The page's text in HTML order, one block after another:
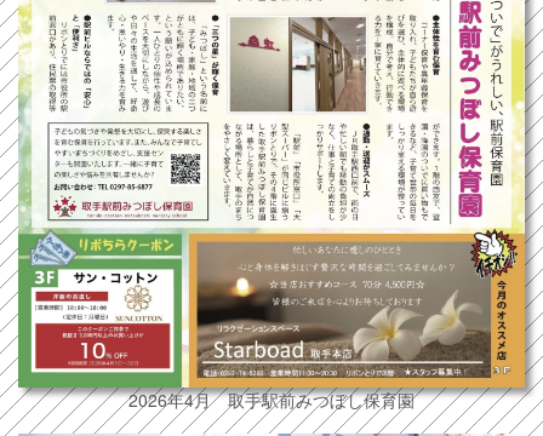
2026年4月 取手駅前みつぼし保育園